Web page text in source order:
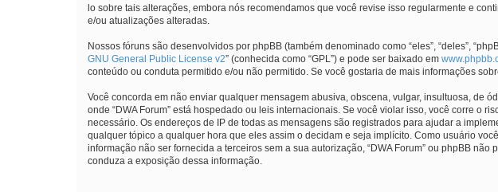
lo sobre tais alterações, embora nós recomendamos que você revise isso regularmente e
e/ou atualizações alteradas.
Nossos fóruns são desenvolvidos por phpBB (também denominado como “eles”, “deles”,
GNU General Public License v2” (conhecida como “GPL”) e pode ser baixado em
conteúdo ou conduta permitido e/ou não permitido. Se você gostaria de mais informações
Você concorda em não enviar qualquer mensagem abusiva, obscena, vulgar, insultuosa, de
onde “DWA Forum” está hospedado ou leis internacionais. Se você violar isso, você corre o
necessário. Os endereços de IP de todas as mensagens são registrados para ajudar a
qualquer tópico a qualquer hora que eles assim o decidam e seja implícito. Como usuário
informação não ser fornecida a terceiros sem a sua autorização, “DWA Forum” ou phpBB
conduza a exposição dessa informação.